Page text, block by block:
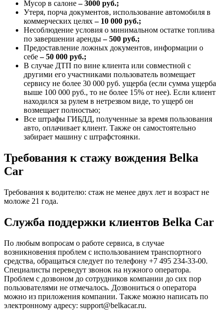
Мусор в салоне– 3000 руб.;
Утеря, порча документов, использование автомобиля в
коммерческих целях– 10 000 руб.;
Несоблюдение условия о минимальном остатке топлива
по завершении аренды– 500 руб.;
Предоставление ложных документов, информации о
себе– 50 000 руб.;
В случае ДТП по вине клиента или совместной с
другими его участниками пользователь возмещает
сервису не более 30 000 руб. ущерба (если сумма ущерба
выше 100 000 руб., то не более 15% от нее). Если клиент
находился за рулем в нетрезвом виде, то ущерб он
возмещает полностью;
Все штрафы ГИБДД, полученные за время пользования
авто, оплачивает клиент. Также он самостоятельно
забирает машину с штрафстоянки.
Требования к стажу вождения Belka
Car
Требования к водителю: стаж не менее двух лет и возраст не
моложе 21 года.
Служба поддержки клиентов Belka Car
По любым вопросам о работе сервиса, в случае
возникновения проблем с использованием транспортного
средства, обращаться следует по телефону +7 495 234-33-00.
Специалисты переведут звонок на нужного оператора.
Проблем с дозвоном до сотрудников компании до сих пор
пользователями не отмечалось. Дозвониться о оператора
можно из приложения компании. Также можно написать по
электронному адресу: support@belkacar.ru.